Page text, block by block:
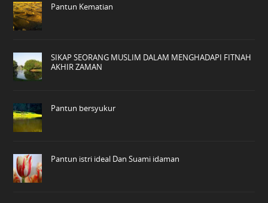
Pantun Kematian
SIKAP SEORANG MUSLIM DALAM MENGHADAPI FITNAH
AKHIR ZAMAN
Pantun bersyukur
Pantun istri ideal Dan Suami idaman